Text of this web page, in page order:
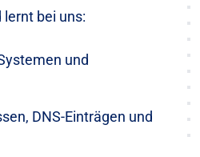
bei uns:
und
DNS-Einträgen und